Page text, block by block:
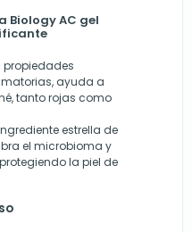
Biology AC gel
propiedades
ayuda a
tanto rojas como
estrella de
el microbioma y
la piel de